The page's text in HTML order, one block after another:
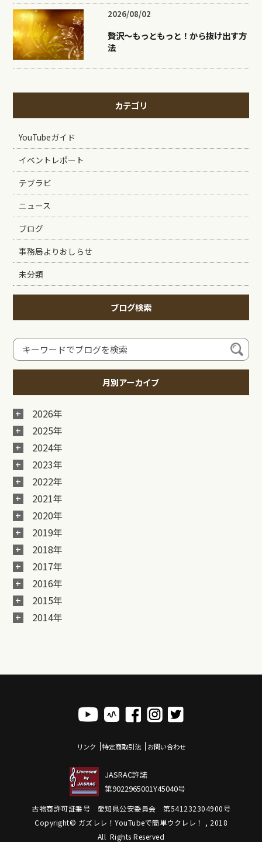
2026/08/02
贅沢〜もっともっと！から抜け出す方
法
カテゴリ
YouTubeガイド
イベントレポート
テブラビ
ニュース
ブログ
事務局よりおしらせ
未分類
ブログ検索
月別アーカイブ
2026年
2025年
2024年
2023年
2022年
2021年
2020年
2019年
2018年
2017年
2016年
2015年
2014年
リンク 特定商取引法 お問い合わせ
JASRAC許諾
第9022965001Y45040号
古物商許可証番号 愛知県公安委員会 第541232304900号
Copyright© ガズレレ！YouTubeで簡単ウクレレ！ , 2018
All Rights Reserved